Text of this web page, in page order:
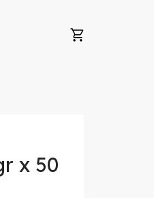
Min
x 50